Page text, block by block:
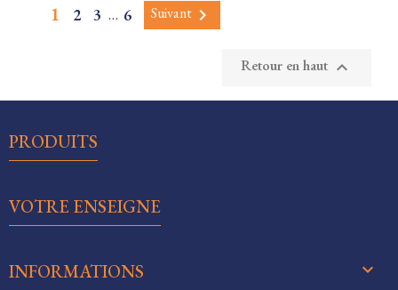
1 2 3 … 6 Suivant 
Retour en haut 
PRODUITS
VOTRE ENSEIGNE
INFORMATIONS keyboard_arrow_down